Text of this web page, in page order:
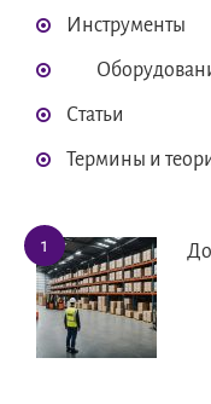
Инструменты
Статьи
Термины и